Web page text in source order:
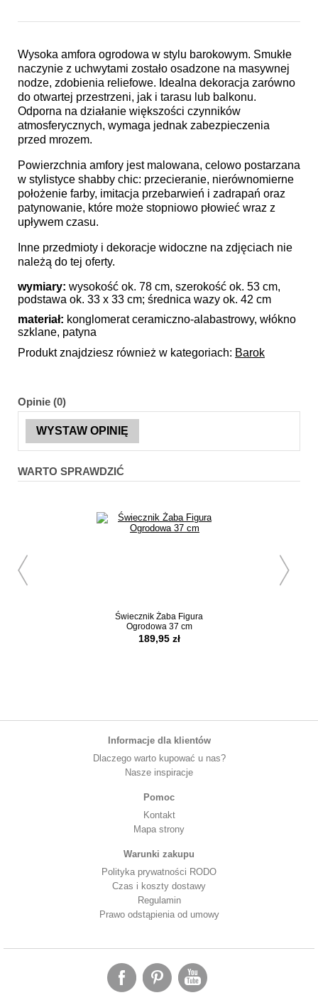
Wysoka amfora ogrodowa w stylu barokowym. Smukłe
naczynie z uchwytami zostało osadzone na masywnej
nodze, zdobienia reliefowe. Idealna dekoracja zarówno
do otwartej przestrzeni, jak i tarasu lub balkonu.
Odporna na działanie większości czynników
atmosferycznych, wymaga jednak zabezpieczenia
przed mrozem.
Powierzchnia amfory jest malowana, celowo postarzana
w stylistyce shabby chic: przecieranie, nierównomierne
położenie farby, imitacja przebarwień i zadrapań oraz
patynowanie, które może stopniowo płowieć wraz z
upływem czasu.
Inne przedmioty i dekoracje widoczne na zdjęciach nie
należą do tej oferty.
wymiary: wysokość ok. 78 cm, szerokość ok. 53 cm,
podstawa ok. 33 x 33 cm; średnica wazy ok. 42 cm
materiał: konglomerat ceramiczno-alabastrowy, włókno
szklane, patyna
Produkt znajdziesz również w kategoriach: Barok
Opinie (0)
WYSTAW OPINIĘ
WARTO SPRAWDZIĆ
Świecznik Żaba Figura
Ogrodowa 37 cm
189,95 zł
Informacje dla klientów
Dlaczego warto kupować u nas?
Nasze inspiracje
Pomoc
Kontakt
Mapa strony
Warunki zakupu
Polityka prywatności RODO
Czas i koszty dostawy
Regulamin
Prawo odstąpienia od umowy